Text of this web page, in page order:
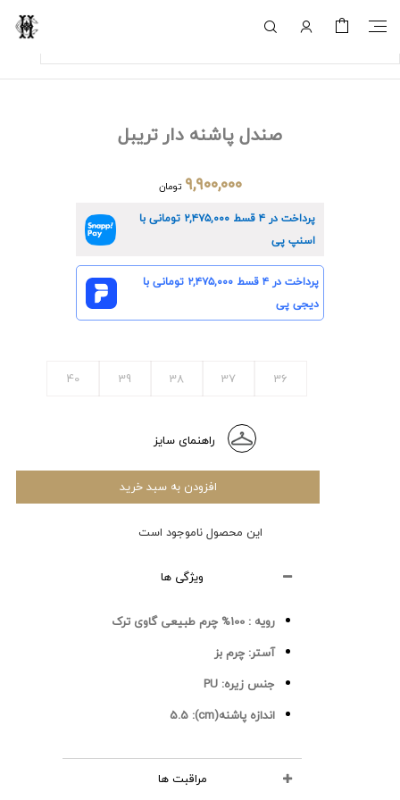
صندل پاشنه دار تریبل
۹,۹۰۰,۰۰۰ تومان
پرداخت در ۴ قسط ۲,۴۷۵,۰۰۰ تومانی با
اسنپ پی
پرداخت در ۴ قسط ۲,۴۷۵,۰۰۰ تومانی با
دیجی پی
36
37
38
39
40
راهنمای سایز
افزودن به سبد خرید
این محصول ناموجود است
ویژگی ها
رویه : 100% چرم طبیعی گاوی ترک
آستر: چرم بز
جنس زیره: PU
اندازه پاشنه(cm):
5.5
مراقبت ها